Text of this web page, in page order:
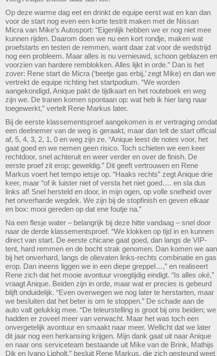
Op deze warme dag eet en drinkt de equipe eerst wat en kan dan
voor de start nog even een korte testrit maken met de Nissan
Micra van Mike’s Autosport: “Eigenlijk hebben we er nog niet mee
kunnen rijden. Daarom doen we nu een kort rondje, maken wat
proefstarts en testen de remmen, want daar zat voor de wedstrijd
nog een probleem. Maar alles is nu vernieuwd, schoon geblazen en
voorzien van hardere remblokken. Alles lijkt in orde.” Dan is het
zover: Rene start de Micra (‘beetje gas erbij,’ zegt Mike) en dan we
vertrekt de equipe richting het startpodium. “We worden
aangekondigd, Anique pakt de tijdkaart en het routeboek en weg
zijn we. De tranen komen spontaan op: wat heb ik hier lang naar
toegewerkt,” vertelt Rene Markus later.
Bij de eerste klassementsproef aangekomen is er vertraging omdat
een deelnemer van de weg is geraakt, maar dan telt de start official
af, 5, 4, 3, 2, 1, 0 en weg zijn ze. “Anique leest de notes voor, het
gaat goed en we nemen geen risico. Toch schieten we een keer
rechtdoor, snel achteruit en weer verder en over de finish. De
eerste proef zit erop; geweldig.” Dit geeft vertrouwen en Rene
Markus voert het tempo ietsje op. “Haaks rechts” zegt Anique drie
keer, maar “of ik luister niet of versta het niet goed…. en sla dus
links af! Snel hersteld en door, in mijn ogen, op volle snelheid over
het onverharde wegdek. We zijn bij de stopfinish en geven elkaar
en box: mooi gereden op dat ene foutje na.”
Na een flesje water – belangrijk bij deze hitte vandaag – snel door
naar de derde klassementsproef. “We klokken op tijd in en kunnen
direct van start. De eerste chicane gaat goed, dan langs de VIP-
tent, hard remmen en de bocht strak genomen. Dan komen we aan
bij het onverhard, langs de olievaten links-rechts combinatie en gas
erop. Dan ineens liggen we in een diepe greppel…,” en realiseert
Rene zich dat het mooie avontuur vroegtijdig eindigt. “Is alles oké,”
vraagt Anique. Beiden zijn in orde, maar wat er precies is gebeurd
blijft onduidelijk. “Even overwegen we nog later te herstarten, maar
we besluiten dat het beter is om te stoppen.” De schade aan de
auto valt gelukkig mee. “De teleurstelling is groot bij ons beiden; we
hadden er zoveel meer van verwacht. Maar het was toch een
onvergetelijk avontuur en smaakt naar meer. Wellicht dat we later
dit jaar nog een herkansing krijgen. Mijn dank gaat uit naar Anique
en naar ons serviceteam bestaande uit Mike van de Brink, Mathijs
Dik en Ivano Lipholt,” besluit Rene Markus, die zich gesteund weet